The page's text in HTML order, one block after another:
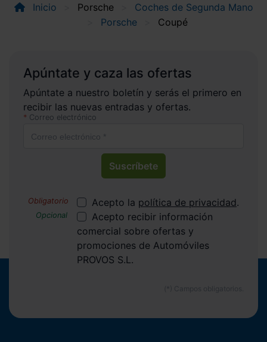
Inicio Porsche
Coches de Segunda Mano
Porsche
Coupé
Apúntate y caza las ofertas
Apúntate a nuestro boletín y serás el primero en
recibir las nuevas entradas y ofertas.
Correo electrónico
Suscríbete
Acepto la política de privacidad.
Acepto recibir información
comercial sobre ofertas y
promociones de Automóviles
PROVOS S.L.